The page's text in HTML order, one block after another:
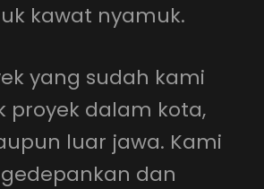
kawat nyamuk.
yang sudah kami
proyek dalam kota,
luar jawa. Kami
dan